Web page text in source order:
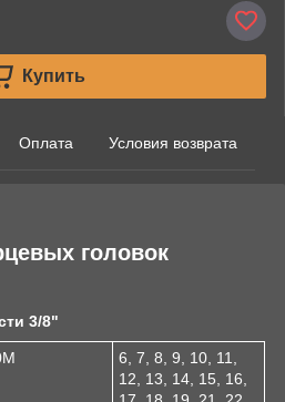
Купить
Оплата Условия возврата
головок
3/8"
6, 7, 8, 9, 10, 11,
12, 13, 14, 15, 16,